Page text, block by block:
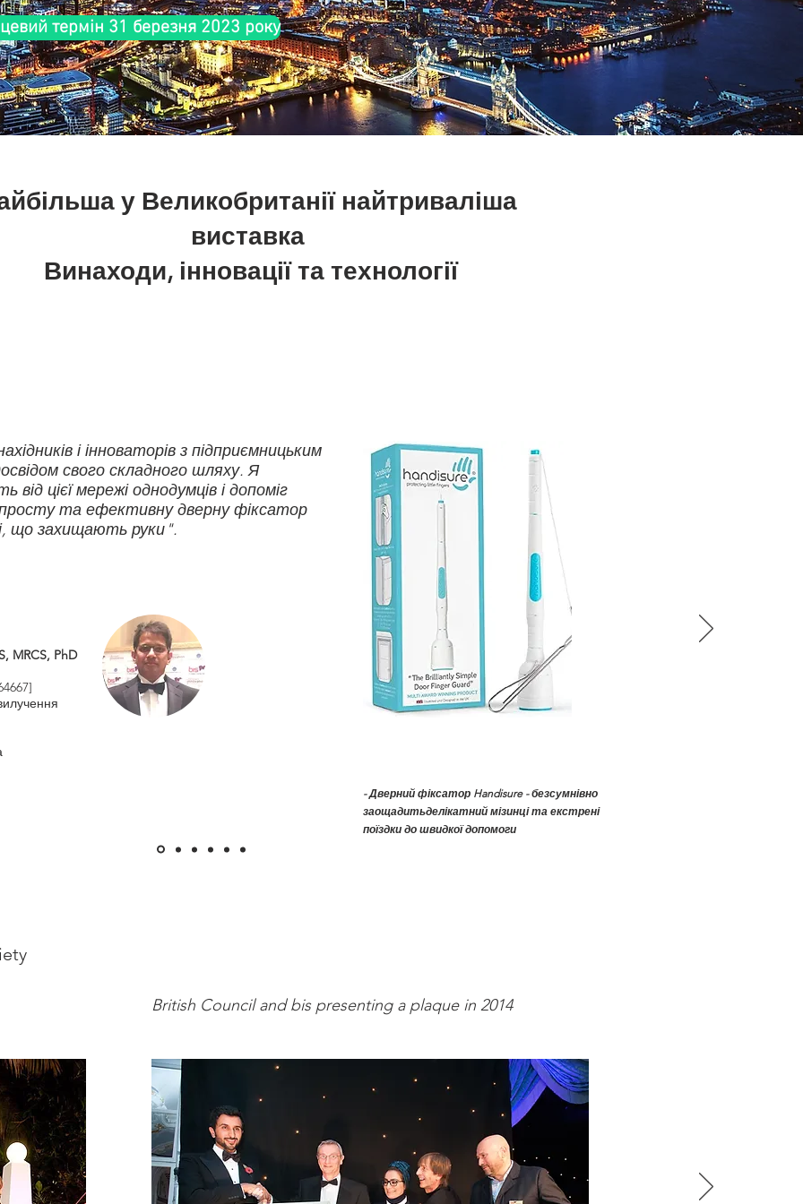
термін 31 березня 2023 року
у Великобританії найтриваліша
виставка
Винаходи, інновації та технології
НАЗВА ЙДЕ ТУТ
і інноваторів з підприємницьким
свого складного шляху. Я
цієї мережі однодумців і допоміг
та ефективну дверну фіксатор
що захищають руки".
MRCS, PhD
- Дверний фіксатор Handisure - безсумнівно
заощадитьделікатний мізинці та екстрені
поїздки до швидкої допомоги
British Council and bis presenting a plaque in 2014